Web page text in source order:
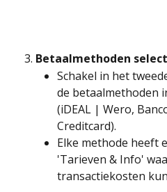
Betaalmethoden
Schakel in het
de betaalmethoden
(iDEAL | Wero,
Creditcard).
Elke methode heeft
'Tarieven & Info'
transactiekosten